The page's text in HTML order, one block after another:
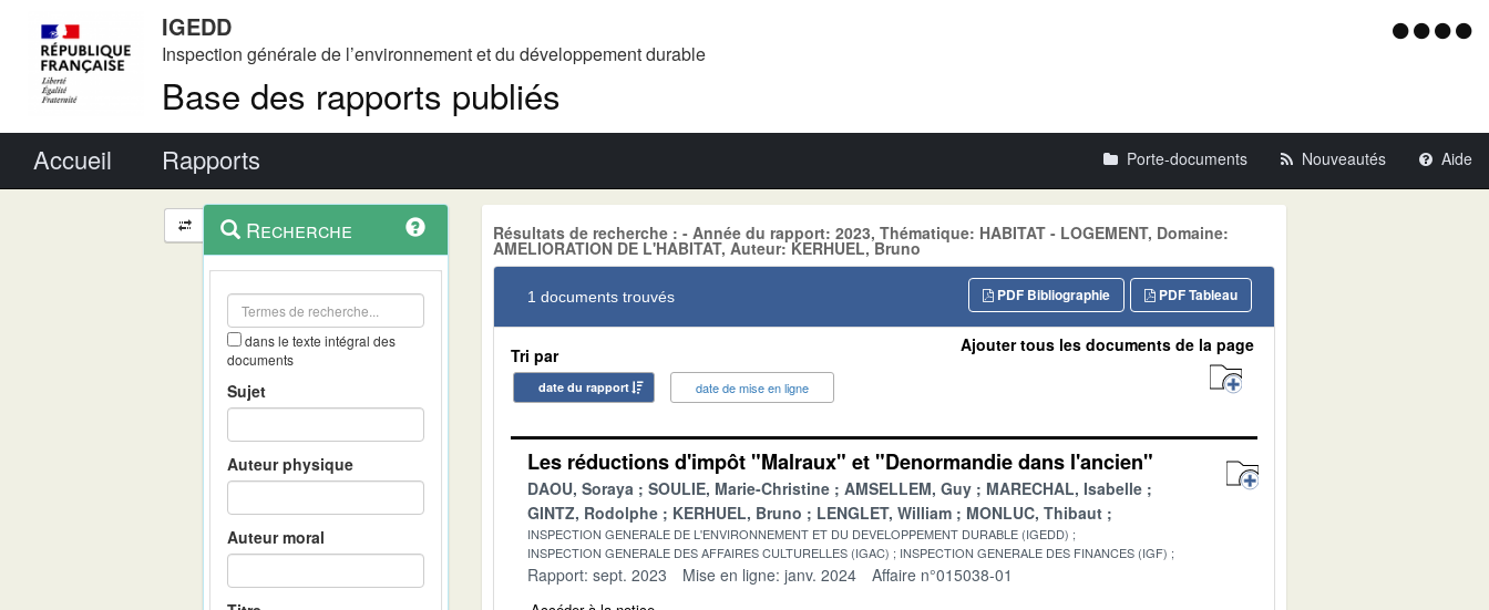
IGEDD
Inspection générale de l’environnement et du développement durable
Base des rapports publiés
Menu
Accueil Rapports Porte-documents Nouveautés Aide
Navigation
et
outils
contextuel
Recherche
dans le texte intégral des
documents
Sujet
Auteur physique
Auteur moral
Résultats de recherche : - Année du rapport: 2023, Thématique: HABITAT - LOGEMENT, Domaine:
AMELIORATION DE L'HABITAT, Auteur: KERHUEL, Bruno
1 documents trouvés PDF Tableau
PDF Bibliographie
Tri par
date du rapport date de mise en ligne
Ajouter tous les documents de la page
Les réductions d'impôt "Malraux" et "Denormandie dans l'ancien"
DAOU, Soraya SOULIE, Marie-Christine AMSELLEM, Guy
MARECHAL, Isabelle
GINTZ, Rodolphe
KERHUEL, Bruno LENGLET, William MONLUC, Thibaut
INSPECTION GENERALE DE L'ENVIRONNEMENT ET DU DEVELOPPEMENT DURABLE (IGEDD)
INSPECTION GENERALE DES AFFAIRES CULTURELLES (IGAC)
INSPECTION GENERALE DES FINANCES (IGF)
Rapport: sept. 2023 Mise en ligne: janv. 2024 Affaire n°015038-01